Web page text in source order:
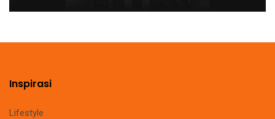
Inspirasi
Lifestyle